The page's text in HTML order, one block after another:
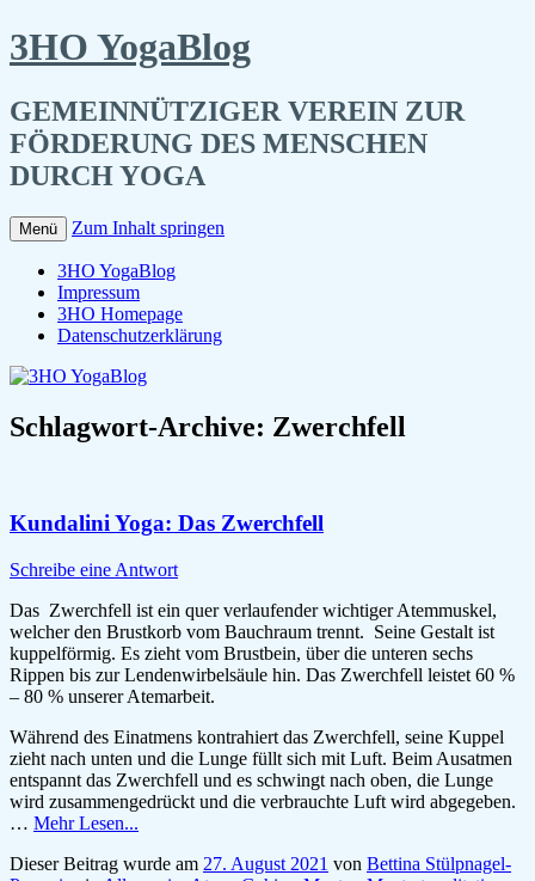
3HO YogaBlog
GEMEINNÜTZIGER VEREIN ZUR
FÖRDERUNG DES MENSCHEN
DURCH YOGA
Menü Zum Inhalt springen
3HO YogaBlog
Impressum
3HO Homepage
Datenschutzerklärung
Schlagwort-Archive: Zwerchfell
Kundalini Yoga: Das Zwerchfell
Schreibe eine Antwort
Das Zwerchfell ist ein quer verlaufender wichtiger Atemmuskel,
welcher den Brustkorb vom Bauchraum trennt. Seine Gestalt ist
kuppelförmig. Es zieht vom Brustbein, über die unteren sechs
Rippen bis zur Lendenwirbelsäule hin. Das Zwerchfell leistet 60 %
– 80 % unserer Atemarbeit.
Während des Einatmens kontrahiert das Zwerchfell, seine Kuppel
zieht nach unten und die Lunge füllt sich mit Luft. Beim Ausatmen
entspannt das Zwerchfell und es schwingt nach oben, die Lunge
wird zusammengedrückt und die verbrauchte Luft wird abgegeben.
… Mehr Lesen...
Dieser Beitrag wurde am 27. August 2021 von Bettina Stülpnagel-